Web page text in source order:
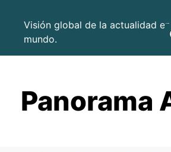
Visión global de la actualidad
mundo.
Panorama